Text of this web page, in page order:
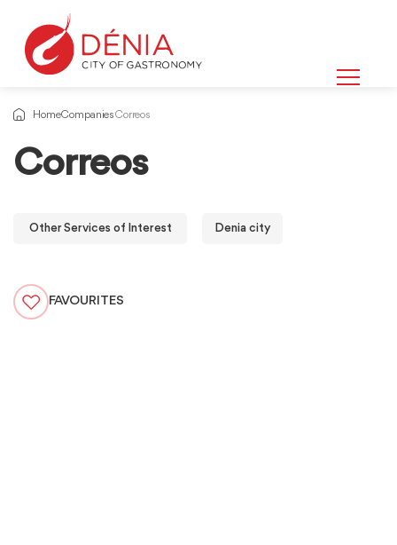
HomeCompaniesCorreos
Correos
Other Services of Interest Denia city
FAVOURITES